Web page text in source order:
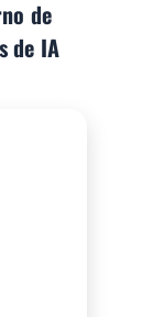
de
de IA